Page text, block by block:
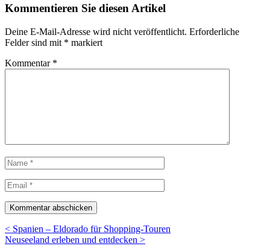
Kommentieren Sie diesen Artikel
Deine E-Mail-Adresse wird nicht veröffentlicht. Erforderliche
Felder sind mit * markiert
Kommentar *
< Spanien – Eldorado für Shopping-Touren
Neuseeland erleben und entdecken >